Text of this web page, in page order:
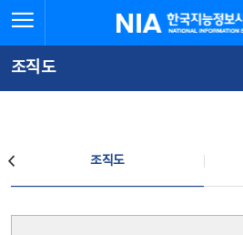
문
로
가
체
뉴
바
가
한국지능정보사회진흥원
조직도
조직도